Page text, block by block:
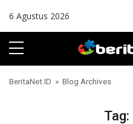
6 Agustus 2026
BeritaNet.ID » Blog Archives
Tag: